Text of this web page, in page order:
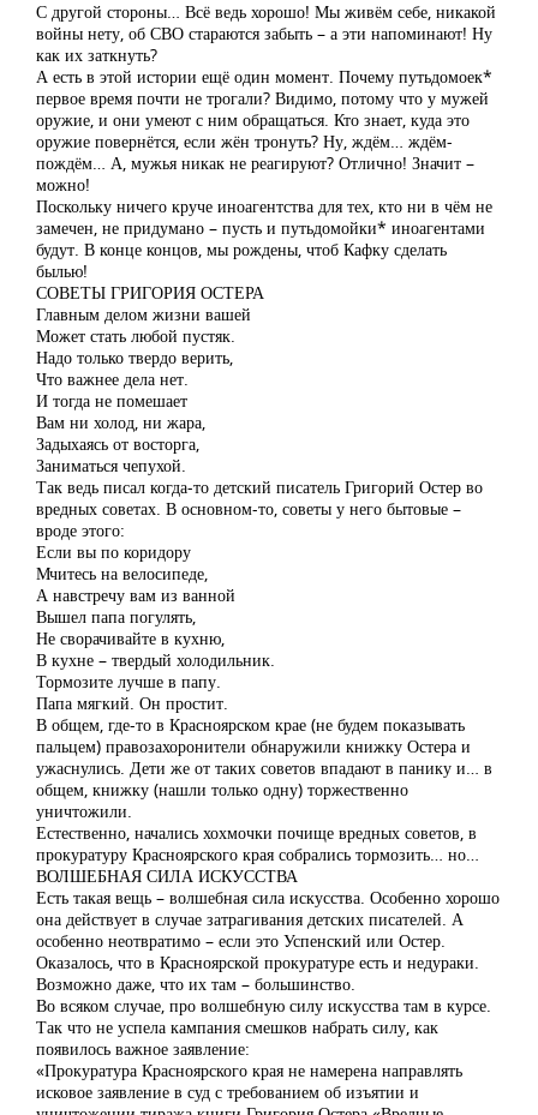
С другой стороны… Всё ведь хорошо! Мы живём себе, никакой
войны нету, об СВО стараются забыть – а эти напоминают! Ну
как их заткнуть?
А есть в этой истории ещё один момент. Почему путьдомоек*
первое время почти не трогали? Видимо, потому что у мужей
оружие, и они умеют с ним обращаться. Кто знает, куда это
оружие повернётся, если жён тронуть? Ну, ждём… ждём-
пождём… А, мужья никак не реагируют? Отлично! Значит –
можно!
Поскольку ничего круче иноагентства для тех, кто ни в чём не
замечен, не придумано – пусть и путьдомойки* иноагентами
будут. В конце концов, мы рождены, чтоб Кафку сделать
былью!
СОВЕТЫ ГРИГОРИЯ ОСТЕРА
Главным делом жизни вашей
Может стать любой пустяк.
Надо только твердо верить,
Что важнее дела нет.
И тогда не помешает
Вам ни холод, ни жара,
Задыхаясь от восторга,
Заниматься чепухой.
Так ведь писал когда-то детский писатель Григорий Остер во
вредных советах. В основном-то, советы у него бытовые –
вроде этого:
Если вы по коридору
Мчитесь на велосипеде,
А навстречу вам из ванной
Вышел папа погулять,
Не сворачивайте в кухню,
В кухне – твердый холодильник.
Тормозите лучше в папу.
Папа мягкий. Он простит.
В общем, где-то в Красноярском крае (не будем показывать
пальцем) правозахоронители обнаружили книжку Остера и
ужаснулись. Дети же от таких советов впадают в панику и… в
общем, книжку (нашли только одну) торжественно
уничтожили.
Естественно, начались хохмочки почище вредных советов, в
прокуратуру Красноярского края собрались тормозить… но…
ВОЛШЕБНАЯ СИЛА ИСКУССТВА
Есть такая вещь – волшебная сила искусства. Особенно хорошо
она действует в случае затрагивания детских писателей. А
особенно неотвратимо – если это Успенский или Остер.
Оказалось, что в Красноярской прокуратуре есть и недураки.
Возможно даже, что их там – большинство.
Во всяком случае, про волшебную силу искусства там в курсе.
Так что не успела кампания смешков набрать силу, как
появилось важное заявление:
«Прокуратура Красноярского края не намерена направлять
исковое заявление в суд с требованием об изъятии и